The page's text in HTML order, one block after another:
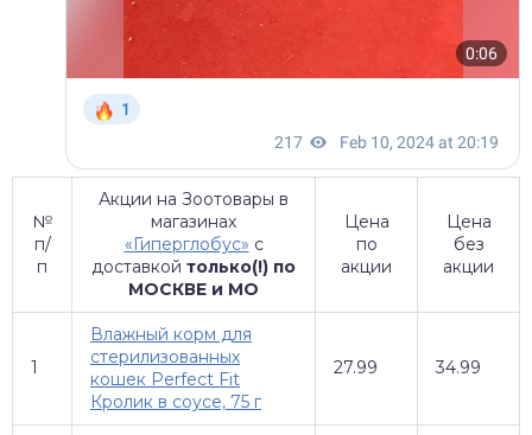
№
п/
п
Акции на Зоотовары в
магазинах
«Гиперглобус» с
доставкой только(!) по
МОСКВЕ и МО
Цена
по
акции
Цена
без
акции
1
Влажный корм для
стерилизованных
кошек Perfect Fit
Кролик в соусе, 75 г
27.99 34.99